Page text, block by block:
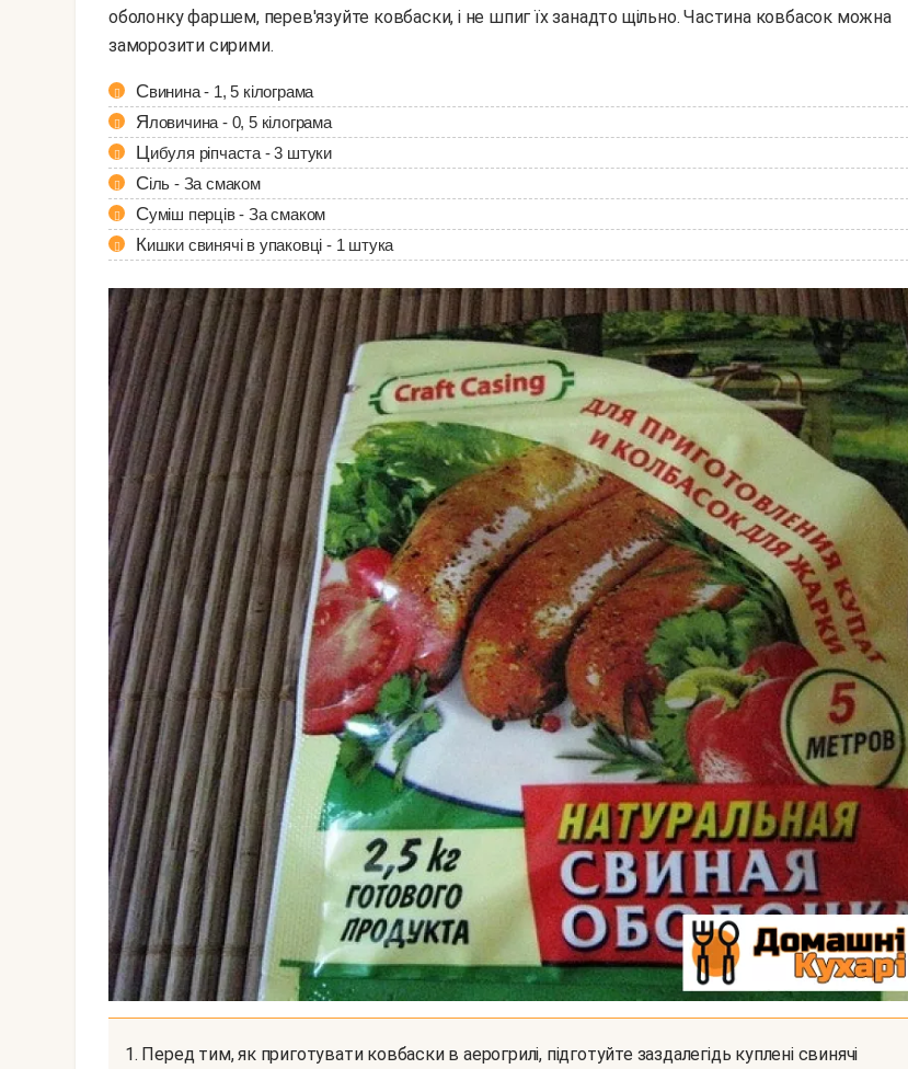
оболонку фаршем, перев'язуйте ковбаски, і не шпиг їх занадто щільно. Частина ковбасок можна
заморозити сирими.
Свинина - 1, 5 кілограма
Яловичина - 0, 5 кілограма
Цибуля ріпчаста - 3 штуки
Сіль - За смаком
Суміш перців - За смаком
Кишки свинячі в упаковці - 1 штука
1. Перед тим, як приготувати ковбаски в аерогрилі, підготуйте заздалегідь куплені свинячі